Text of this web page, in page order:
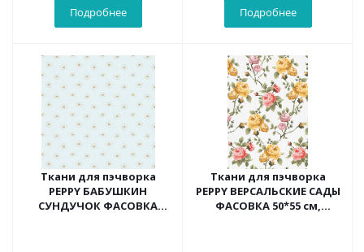
Подробнее Подробнее
Ткани для пэчворка
PEPPY БАБУШКИН
СУНДУЧОК ФАСОВКА
Ткани для пэчворка
PEPPY ВЕРСАЛЬСКИЕ САДЫ
ФАСОВКА 50*55 см,